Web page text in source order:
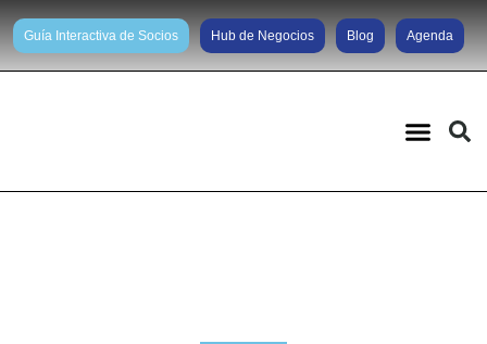
Guía Interactiva de Socios Hub de Negocios Blog Agenda